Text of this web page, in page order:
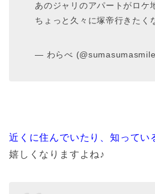
あのジャリのアパートがロケ
ちょっと久々に塚帝行きたく
— わらべ
近くに住んでいたり、知ってい
嬉しくなりますよね♪